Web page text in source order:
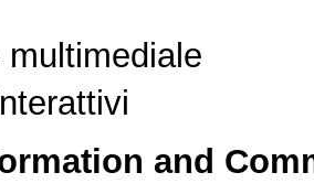
multimediale
and